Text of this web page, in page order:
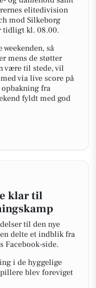
elitedivision
mod Silkeborg
tidligt kl. 08.00.
så
mens de støtter
være til stede, vil
via live score på
fra
fyldt med god
klar til
til den nye
delte et indblik fra
Facebook-side.
i de hyggelige
blev foreviget